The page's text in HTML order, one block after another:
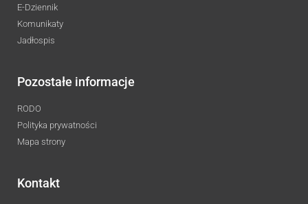
E-Dziennik
Komunikaty
Jadłospis
Pozostałe informacje
RODO
Polityka prywatności
Mapa strony
Kontakt